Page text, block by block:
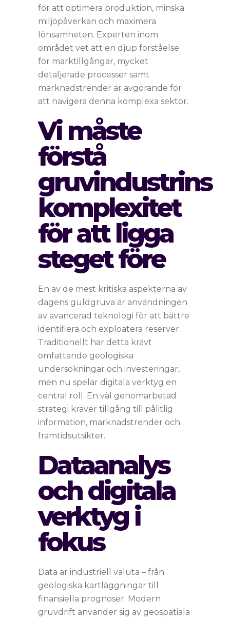
för att optimera produktion, minska
miljöpåverkan och maximera
lönsamheten. Experten inom
området vet att en djup förståelse
för marktillgångar, mycket
detaljerade processer samt
marknadstrender är avgörande för
att navigera denna komplexa sektor.
Vi måste
förstå
gruvindustrins
komplexitet
för att ligga
steget före
En av de mest kritiska aspekterna av
dagens guldgruva är användningen
av avancerad teknologi för att bättre
identifiera och exploatera reserver.
Traditionellt har detta krävt
omfattande geologiska
undersökningar och investeringar,
men nu spelar digitala verktyg en
central roll. En väl genomarbetad
strategi kräver tillgång till pålitlig
information, marknadstrender och
framtidsutsikter.
Dataanalys
och digitala
verktyg i
fokus
Data är industriell valuta – från
geologiska kartläggningar till
finansiella prognoser. Modern
gruvdrift använder sig av geospatiala